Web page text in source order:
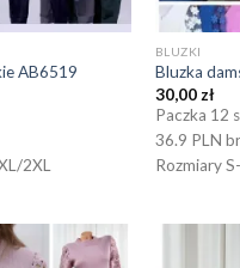
AB6519
2XL
BLUZKI
Bluzka
30,00 zł
Paczka 12
36.9 PLN
Rozmiary S-